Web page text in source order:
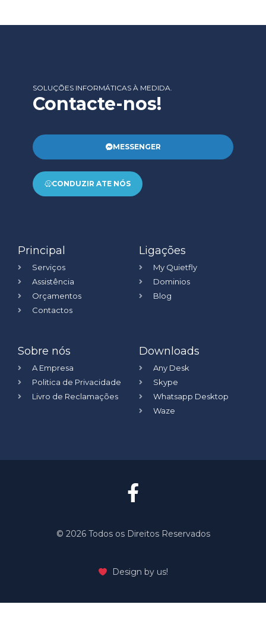
SOLUÇÕES INFORMÁTICAS À MEDIDA.
Contacte-nos!
MESSENGER
CONDUZIR ATE NÓS
Principal
Serviços
Assistência
Orçamentos
Contactos
Ligações
My Quietfly
Dominios
Blog
Sobre nós
A Empresa
Politica de Privacidade
Livro de Reclamações
Downloads
Any Desk
Skype
Whatsapp Desktop
Waze
©️ 2026 Todos os Direitos Reservados
Design by us!